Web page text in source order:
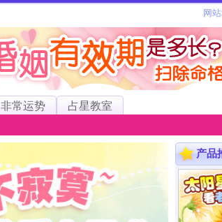
非常运势 占星教室
产品